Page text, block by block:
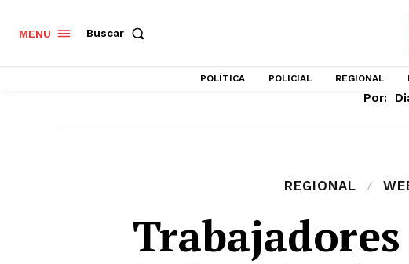
MENU Buscar
POLÍTICA POLICIAL REGIONAL
Por:
REGIONAL